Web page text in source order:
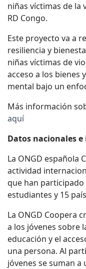
niñas víctimas de la
RD Congo.
Este proyecto va a
resiliencia y
niñas víctimas de
acceso a los bienes
mental bajo un
Más información
aquí
Datos nacionales
La ONGD española
actividad
que han participado
estudiantes y 15
La ONGD Coopera
a los jóvenes sobre
educación y el
una persona. Al
jóvenes se suman